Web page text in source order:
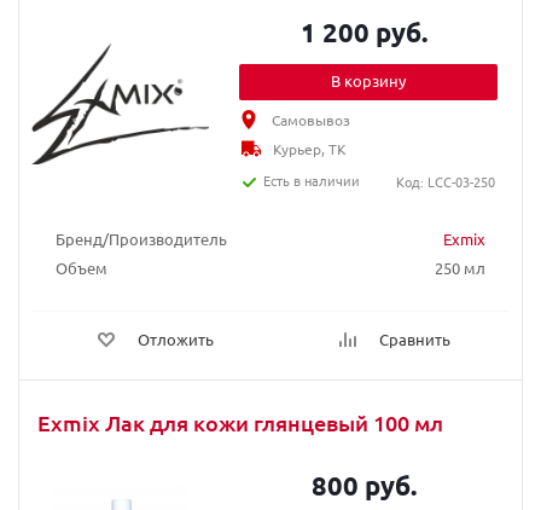
Бренд/Производитель
Exmix
Объем
250 мл
Отложить Сравнить
1 200 руб.
В корзину
Самовывоз
Курьер, ТК
Есть в наличии
Код: LCC-03-250
Exmix Лак для кожи глянцевый 100 мл
800 руб.